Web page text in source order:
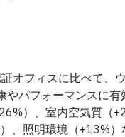
オフィスに比べて
やパフォーマンスに
）、室内空気質（
、照明環境（+13%